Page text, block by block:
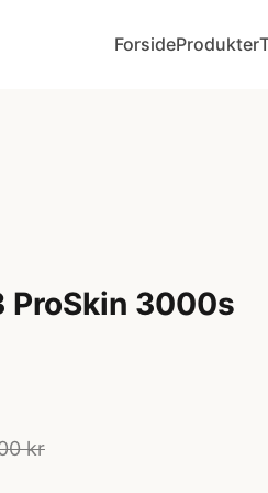
ForsideProdukter
ProSkin 3000s
kr